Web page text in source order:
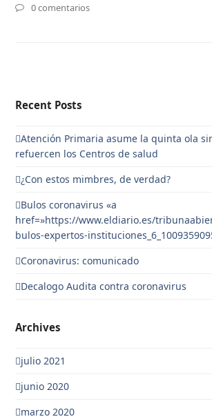
0 comentarios
Recent Posts
Atención Primaria asume la quinta ola
refuercen los Centros de salud
¿Con estos mimbres, de verdad?
Bulos coronavirus «a
href=»https://www.eldiario.es/
bulos-expertos-
Coronavirus: comunicado
Decalogo Audita contra coronavirus
Archives
julio 2021
junio 2020
marzo 2020